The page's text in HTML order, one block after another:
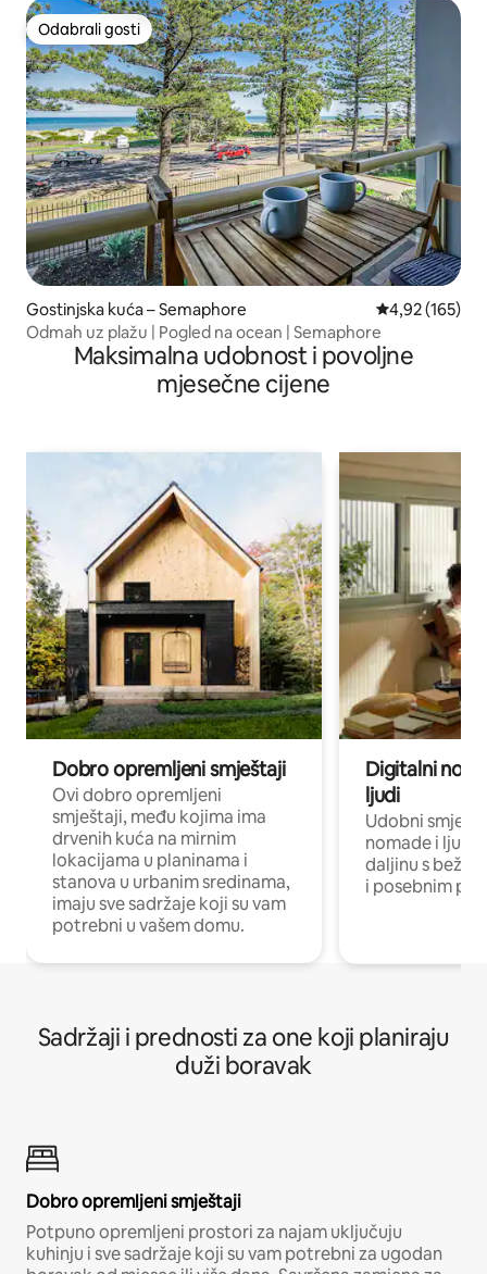
Odabrali gosti
Odabrali gosti
Gostinjska kuća – Semaphore Prosječna
4,92 (165)
Odmah uz plažu | Pogled na ocean | Semaphore
Maksimalna udobnost i povoljne
mjesečne cijene
Dobro opremljeni smještaji
Ovi dobro opremljeni
smještaji, među kojima ima
drvenih kuća na mirnim
lokacijama u planinama i
stanova u urbanim sredinama,
imaju sve sadržaje koji su vam
potrebni u vašem domu.
Digitalni
ljudi
Udobni
nomade i ljude
daljinu s
i posebnim
Sadržaji i prednosti za one koji planiraju
duži boravak
Dobro opremljeni smještaji
Potpuno opremljeni prostori za najam uključuju
kuhinju i sve sadržaje koji su vam potrebni za ugodan